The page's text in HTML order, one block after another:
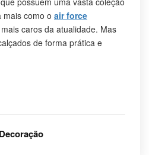
mais como o air force
caros da atualidade. Mas
de forma prática e
Decoração